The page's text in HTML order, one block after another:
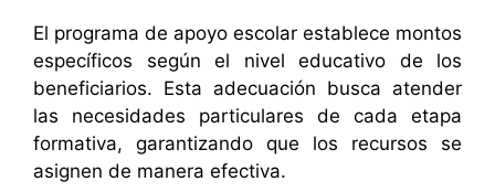
El programa de apoyo escolar establece montos
específicos según el nivel educativo de los
beneficiarios. Esta adecuación busca atender
las necesidades particulares de cada etapa
formativa, garantizando que los recursos se
asignen de manera efectiva.